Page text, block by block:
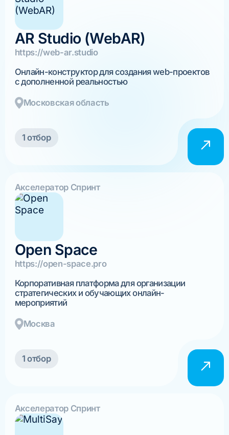
AR Studio (WebAR)
https://web-ar.studio
Онлайн-конструктор для создания web-проектов
с дополненной реальностью
Московская область
1 отбор
Акселератор Спринт
Open Space
https://open-space.pro
Корпоративная платформа для организации
стратегических и обучающих онлайн-
мероприятий
Москва
1 отбор
Акселератор Спринт